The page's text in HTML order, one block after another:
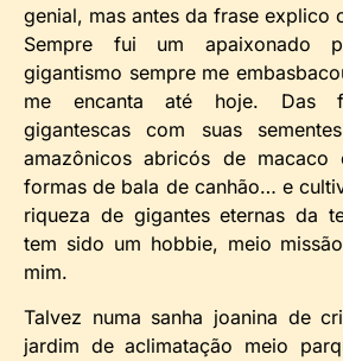
genial, mas antes da frase explico
Sempre fui um apaixonado
gigantismo sempre me
me encanta até hoje. Das
gigantescas com suas
amazônicos abricós de
formas de bala de canhão… e
riqueza de gigantes eternas da
tem sido um hobbie, meio
mim.
Talvez numa sanha joanina de
jardim de aclimatação meio